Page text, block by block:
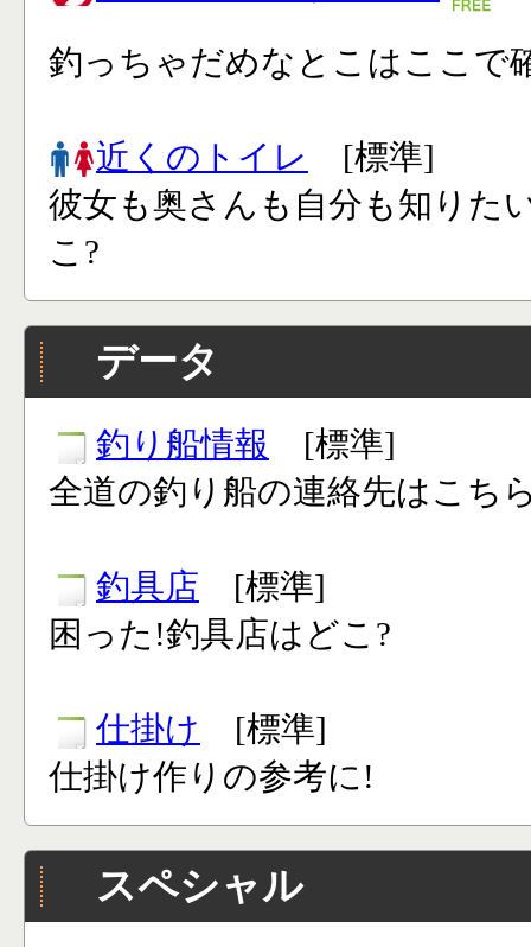
釣っちゃだめなとこはここで
近くのトイレ
[標準]
彼女も奥さんも自分も知りた
こ?
データ
釣り船情報 [標準]
全道の釣り船の連絡先はこち
釣具店 [標準]
困った!釣具店はどこ?
仕掛け [標準]
仕掛け作りの参考に!
スペシャル